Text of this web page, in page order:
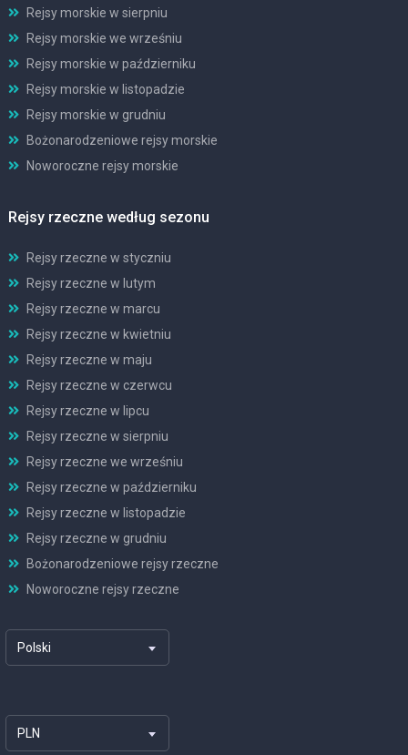
Rejsy morskie w sierpniu
Rejsy morskie we wrześniu
Rejsy morskie w październiku
Rejsy morskie w listopadzie
Rejsy morskie w grudniu
Bożonarodzeniowe rejsy morskie
Noworoczne rejsy morskie
Rejsy rzeczne według sezonu
Rejsy rzeczne w styczniu
Rejsy rzeczne w lutym
Rejsy rzeczne w marcu
Rejsy rzeczne w kwietniu
Rejsy rzeczne w maju
Rejsy rzeczne w czerwcu
Rejsy rzeczne w lipcu
Rejsy rzeczne w sierpniu
Rejsy rzeczne we wrześniu
Rejsy rzeczne w październiku
Rejsy rzeczne w listopadzie
Rejsy rzeczne w grudniu
Bożonarodzeniowe rejsy rzeczne
Noworoczne rejsy rzeczne
Polski
PLN